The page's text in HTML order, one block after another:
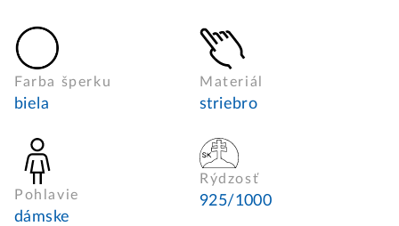
Farba šperku
biela
Materiál
striebro
Pohlavie
dámske
Rýdzosť
925/1000